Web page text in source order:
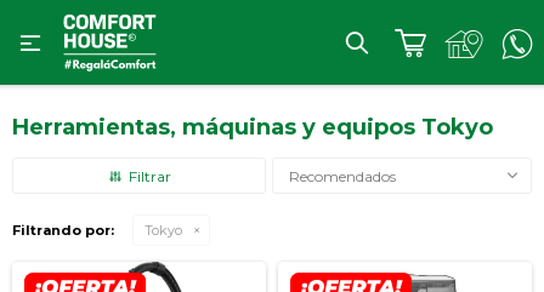

Herramientas, máquinas y equipos Tokyo
Recomendados
Filtrando por: Tokyo